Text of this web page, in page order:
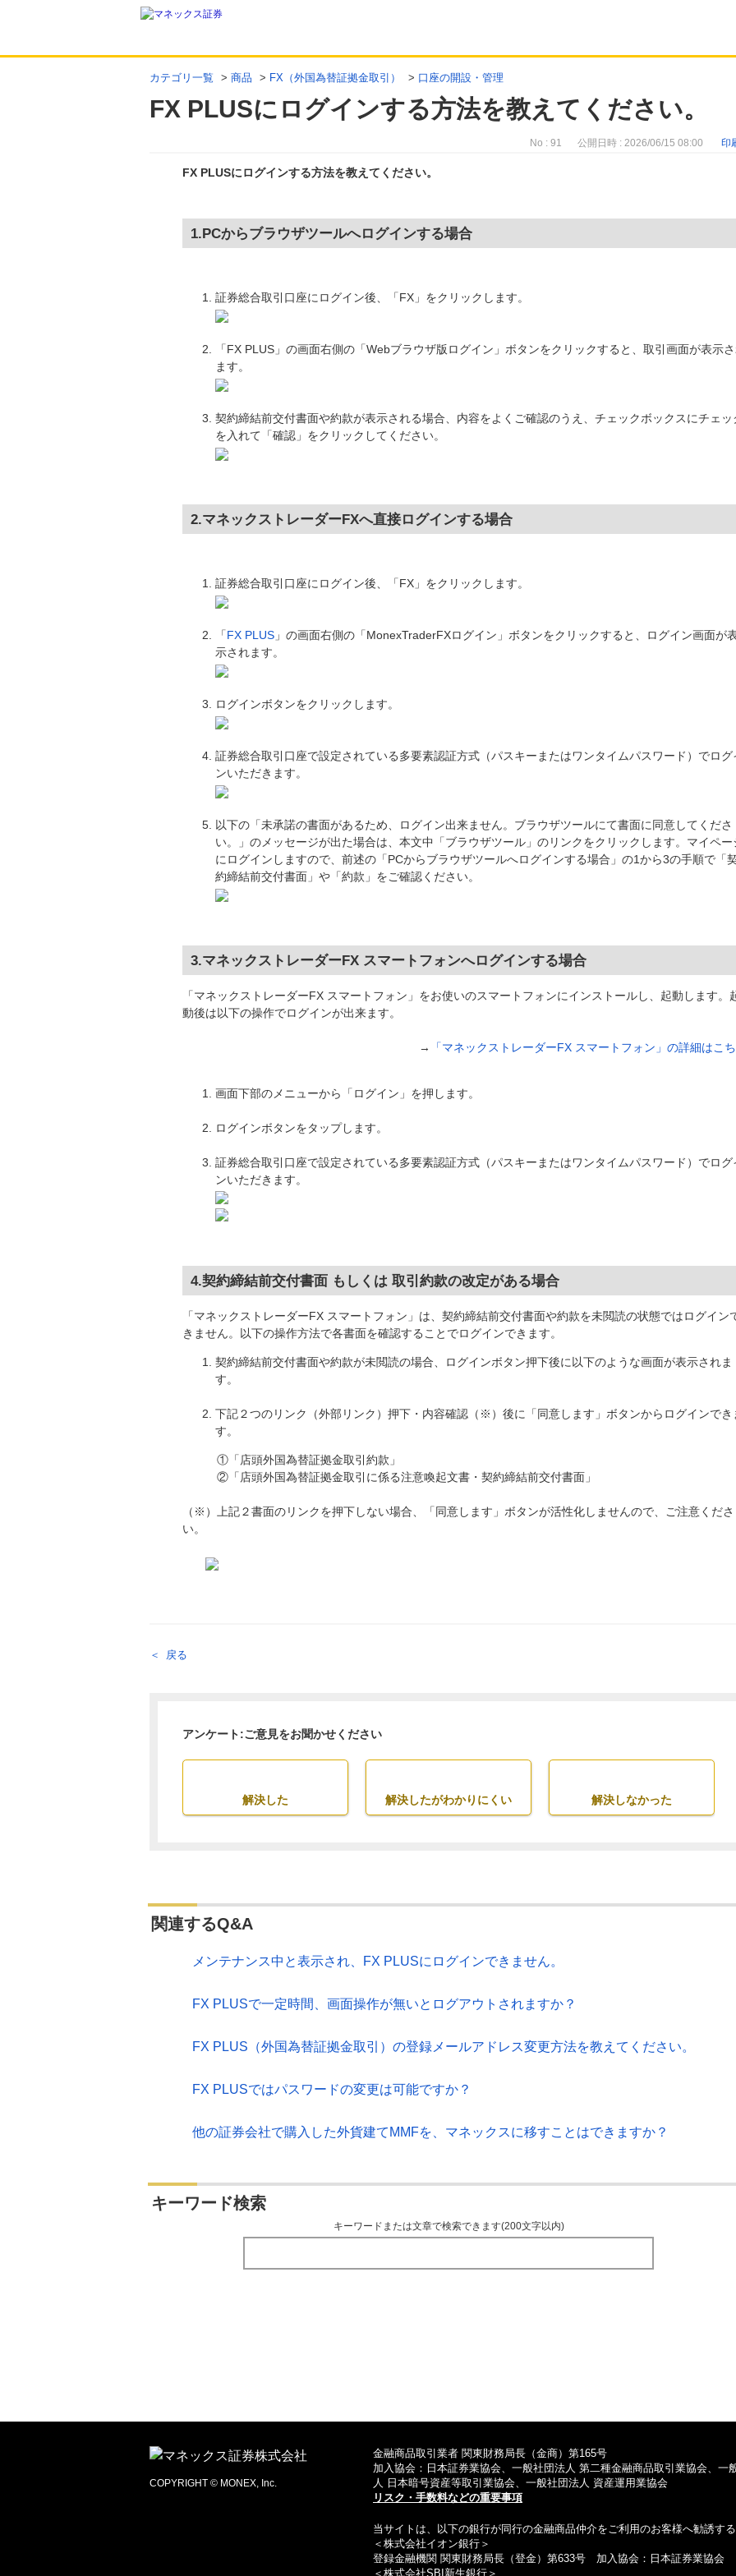
カテゴリ一覧 > 商品 > FX（外国為替証拠金取引） > 口座の開設・管理
FX PLUSにログインする方法を教えてください。
No : 91 公開日時 : 2026/06/15 08:00 印
FX PLUSにログインする方法を教えてください。
1.PCからブラウザツールへログインする場合
証券総合取引口座にログイン後、「FX」をクリックします。
「FX PLUS」の画面右側の「Webブラウザ版ログイン」ボタンをクリックすると、取引画面が表示
ます。
契約締結前交付書面や約款が表示される場合、内容をよくご確認のうえ、チェックボックスにチェッ
を入れて「確認」をクリックしてください。
2.マネックストレーダーFXへ直接ログインする場合
証券総合取引口座にログイン後、「FX」をクリックします。
「FX PLUS 」の画面右側の「MonexTraderFXログイン」ボタンをクリックすると、ログイン画面が
示されます。
ログインボタンをクリックします。
証券総合取引口座で設定されている多要素認証方式（パスキーまたはワンタイムパスワード）でログ
ンいただきます。
以下の「未承諾の書面があるため、ログイン出来ません。ブラウザツールにて書面に同意してくださ
い。」のメッセージが出た場合は、本文中「ブラウザツール」のリンクをクリックします。マイペー
にログインしますので、前述の「PCからブラウザツールへログインする場合」の1から3の手順で「
約締結前交付書面」や「約款」をご確認ください。
3.マネックストレーダーFX スマートフォンへログインする場合
「マネックストレーダーFX スマートフォン」をお使いのスマートフォンにインストールし、起動します。
動後は以下の操作でログインが出来ます。
→ 「マネックストレーダーFX スマートフォン」の詳細はこ
画面下部のメニューから「ログイン」を押します。
ログインボタンをタップします。
証券総合取引口座で設定されている多要素認証方式（パスキーまたはワンタイムパスワード）でログ
ンいただきます。
4.契約締結前交付書面 もしくは 取引約款の改定がある場合
「マネックストレーダーFX スマートフォン」は、契約締結前交付書面や約款を未閲読の状態ではログイン
きません。以下の操作方法で各書面を確認することでログインできます。
契約締結前交付書面や約款が未閲読の場合、ログインボタン押下後に以下のような画面が表示されま
す。
下記２つのリンク（外部リンク）押下・内容確認（※）後に「同意します」ボタンからログインでき
す。
①「店頭外国為替証拠金取引約款」
②「店頭外国為替証拠金取引に係る注意喚起文書・契約締結前交付書面」
（※）上記２書面のリンクを押下しない場合、「同意します」ボタンが活性化しませんので、ご注意くださ
い。
戻る
アンケート:ご意見をお聞かせください
解決した 解決したがわかりにくい 解決しなかった
関連するQ&A
メンテナンス中と表示され、FX PLUSにログインできません。
FX PLUSで一定時間、画面操作が無いとログアウトされますか？
FX PLUS（外国為替証拠金取引）の登録メールアドレス変更方法を教えてください。
FX PLUSではパスワードの変更は可能ですか？
他の証券会社で購入した外貨建てMMFを、マネックスに移すことはできますか？
キーワード検索
キーワードまたは文章で検索できます(200文字以内)
COPYRIGHT © MONEX, Inc.
金融商品取引業者 関東財務局長（金商）第165号
加入協会：日本証券業協会、一般社団法人 第二種金融商品取引業協会、
人 日本暗号資産等取引業協会、一般社団法人 資産運用業協会
リスク・手数料などの重要事項
当サイトは、以下の銀行が同行の金融商品仲介をご利用のお客様へ勧誘す
＜株式会社イオン銀行＞
登録金融機関 関東財務局長（登金）第633号 加入協会：日本証券業協会
＜株式会社SBI新生銀行＞